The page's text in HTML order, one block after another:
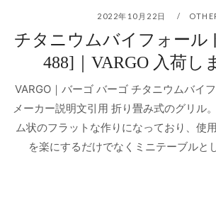
2022年10月22日
チタニウムバイフォール
488]｜VARGO 入荷し
VARGO｜バーゴ バーゴ チタニウムバイ
メーカー説明文引用 折り畳み式のグリル
ム状のフラットな作りになっており、使
を楽にするだけでなくミニテーブルと